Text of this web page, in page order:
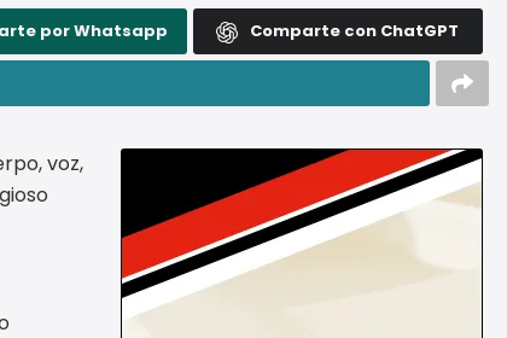
por Whatsapp Comparte con ChatGPT
voz,